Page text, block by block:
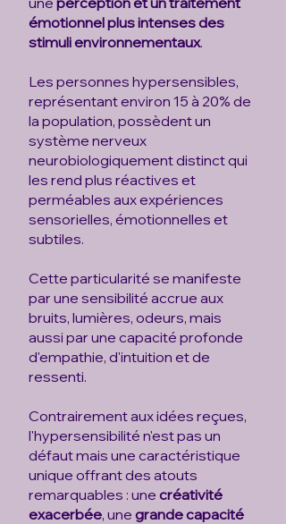
émotionnel plus intenses des
stimuli environnementaux.
Les personnes hypersensibles,
représentant environ 15 à 20% de
la population, possèdent un
système nerveux
neurobiologiquement distinct qui
les rend plus réactives et
perméables aux expériences
sensorielles, émotionnelles et
subtiles.
Cette particularité se manifeste
par une sensibilité accrue aux
bruits, lumières, odeurs, mais
aussi par une capacité profonde
d'empathie, d'intuition et de
ressenti.
Contrairement aux idées reçues,
l'hypersensibilité n'est pas un
défaut mais une caractéristique
unique offrant des atouts
remarquables : une créativité
exacerbée, une grande capacité